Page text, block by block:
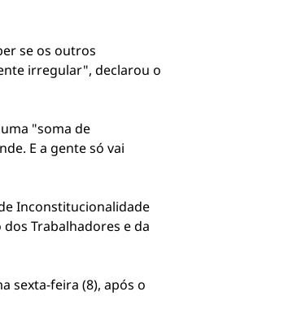
se os outros
irregular", declarou o
"soma de
E a gente só vai
Inconstitucionalidade
Trabalhadores e da
sexta-feira (8), após o